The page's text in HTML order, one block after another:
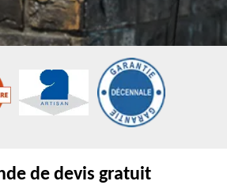
de devis gratuit